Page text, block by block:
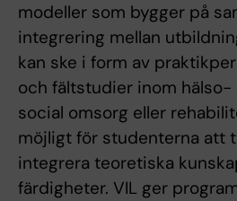
modeller som bygger på
integrering mellan
kan ske i form av
och fältstudier inom hälso-
social omsorg eller
möjligt för studenterna att
integrera teoretiska
färdigheter. VIL ger